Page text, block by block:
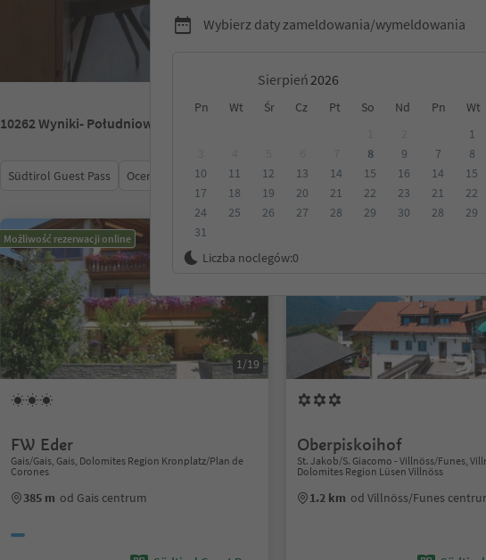
Wybierz daty zameldowania/wymeldowania
Sierpień
Pn Wt Śr Cz Pt So Nd Pn Wt
8
9
10
11 12 13 14 15
16
17
18 19 20 21 22
23
24
25 26 27 28 29
30
31
1
7
8
14
15
21
22
28
29
Liczba noclegów:0
10262Wyniki- Południowy Tyrol
Südtirol Guest Pass Ocena Kategoria Opcje wyżywienia Ekologiczne
Możliwość rezerwacji online
1/19
FW Eder
Gais/Gais, Gais, Dolomites Region Kronplatz/Plan de
Corones
385 m od Gais centrum
Oberpiskoihof
St. Jakob/S. Giacomo - Villnöss/Funes,
Dolomites Region Lüsen Villnöss
1.2 km od Villnöss/Funes